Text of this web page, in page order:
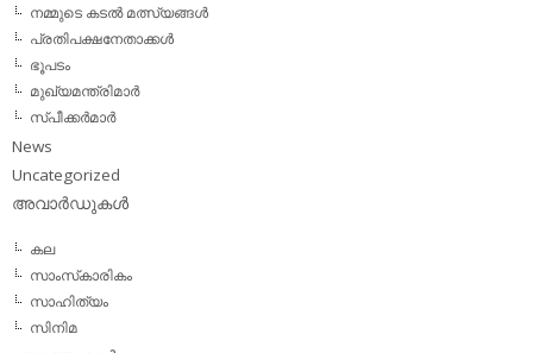
നമ്മുടെ കടല്‍ മത്സ്യങ്ങള്‍
പ്രതിപക്ഷനേതാക്കള്‍
ഭൂപടം
മുഖ്യമന്ത്രിമാര്‍
സ്പീക്കര്‍മാര്‍
News
Uncategorized
അവാര്‍ഡുകള്‍
കല
സാംസ്‌കാരികം
സാഹിത്യം
സിനിമ